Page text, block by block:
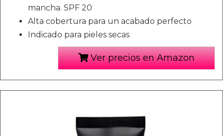
mancha. SPF 20
Alta cobertura para un acabado perfecto
Indicado para pieles secas
Ver precios en Amazon